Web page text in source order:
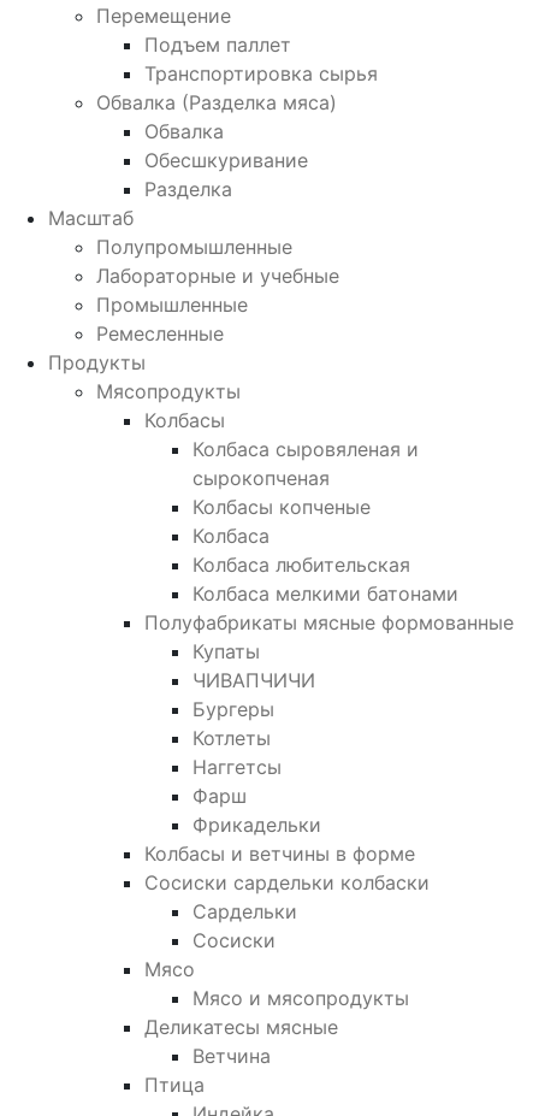
Перемещение
Подъем паллет
Транспортировка сырья
Обвалка (Разделка мяса)
Обвалка
Обесшкуривание
Разделка
Масштаб
Полупромышленные
Лабораторные и учебные
Промышленные
Ремесленные
Продукты
Мясопродукты
Колбасы
Колбаса сыровяленая и
сырокопченая
Колбасы копченые
Колбаса
Колбаса любительская
Колбаса мелкими батонами
Полуфабрикаты мясные формованные
Купаты
ЧИВАПЧИЧИ
Бургеры
Котлеты
Наггетсы
Фарш
Фрикадельки
Колбасы и ветчины в форме
Сосиски сардельки колбаски
Сардельки
Сосиски
Мясо
Мясо и мясопродукты
Деликатесы мясные
Ветчина
Птица